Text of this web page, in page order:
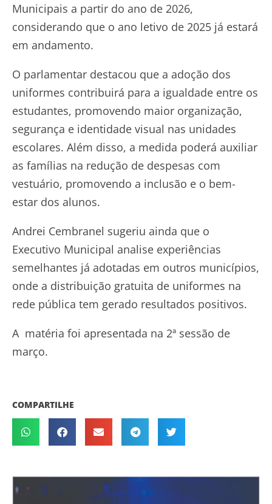
Municipais a partir do ano de 2026,
considerando que o ano letivo de 2025 já estará
em andamento.
O parlamentar destacou que a adoção dos
uniformes contribuirá para a igualdade entre os
estudantes, promovendo maior organização,
segurança e identidade visual nas unidades
escolares. Além disso, a medida poderá auxiliar
as famílias na redução de despesas com
vestuário, promovendo a inclusão e o bem-
estar dos alunos.
Andrei Cembranel sugeriu ainda que o
Executivo Municipal analise experiências
semelhantes já adotadas em outros municípios,
onde a distribuição gratuita de uniformes na
rede pública tem gerado resultados positivos.
A matéria foi apresentada na 2ª sessão de
março.
COMPARTILHE